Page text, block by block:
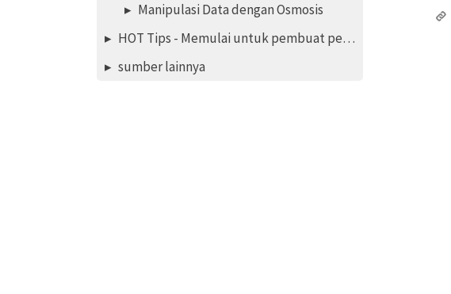
Manipulasi Data dengan Osmosis
HOT Tips - Memulai untuk pembuat peta pemula - iD editor
sumber lainnya